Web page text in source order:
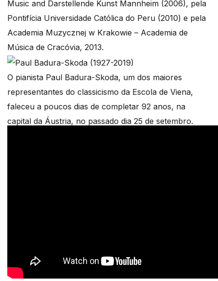
Music and Darstellende Kunst Mannheim (2006), pela
Pontifícia Universidade Católica do Peru (2010) e pela
Academia Muzycznej w Krakowie – Academia de
Música de Cracóvia, 2013.
O pianista Paul Badura-Skoda, um dos maiores
representantes do classicismo da Escola de Viena,
faleceu a poucos dias de completar 92 anos, na
capital da Áustria, no passado dia 25 de setembro.